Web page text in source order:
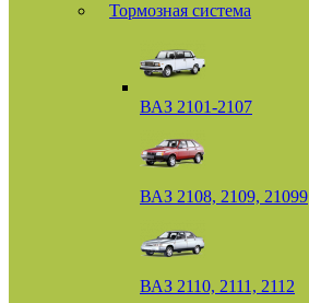
Тормозная система
ВАЗ 2101-2107
ВАЗ 2108, 2109, 21099
ВАЗ 2110, 2111, 2112